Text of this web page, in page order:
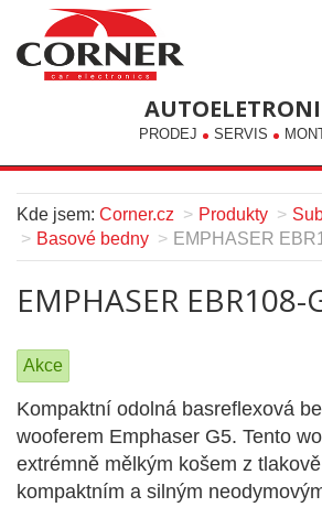
PRODEJ SERVIS
Kde jsem: Corner.cz Produkty
Basové bedny
EMPHASER
EMPHASER EBR108-
Akce
Kompaktní odolná basreflexová
wooferem Emphaser G5. Tento
extrémně mělkým košem z
kompaktním a silným